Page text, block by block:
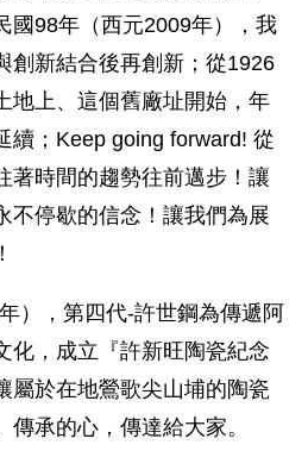
國98年（西元2009年），我
創新結合後再創新；從1926
地上、這個舊廠址開始，年
續；Keep going forward! 從
著時間的趨勢往前邁步！讓
不停歇的信念！讓我們為展
），第四代-許世鋼為傳遞阿
化，成立『許新旺陶瓷紀念
屬於在地鶯歌尖山埔的陶瓷
承的心，傳達給大家。